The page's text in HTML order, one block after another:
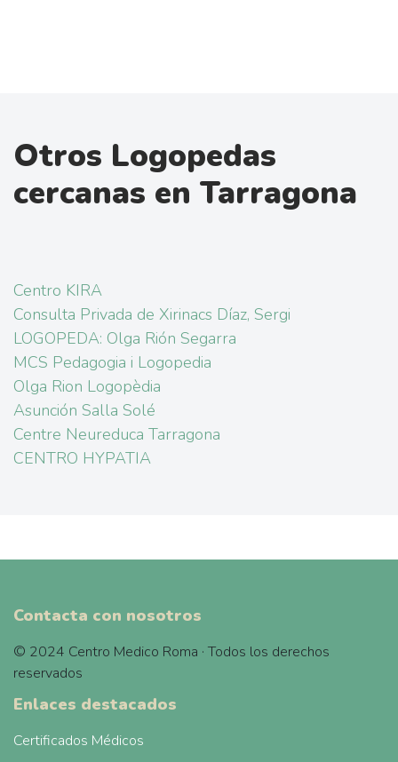
Otros Logopedas
cercanas en Tarragona
Centro KIRA
Consulta Privada de Xirinacs Díaz, Sergi
LOGOPEDA: Olga Rión Segarra
MCS Pedagogia i Logopedia
Olga Rion Logopèdia
Asunción Salla Solé
Centre Neureduca Tarragona
CENTRO HYPATIA
Contacta con nosotros
© 2024 Centro Medico Roma · Todos los derechos
reservados
Enlaces destacados
Certificados Médicos